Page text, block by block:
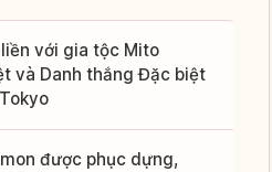
với gia tộc Mito
và Danh thắng Đặc biệt
được phục dựng,